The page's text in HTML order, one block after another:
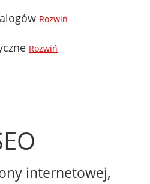
Rozwiń
Rozwiń
internetowej,